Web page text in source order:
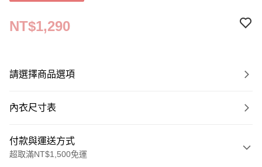
NT$1,290
請選擇商品選項
內衣尺寸表
付款與運送方式
超取滿NT$1,500免運